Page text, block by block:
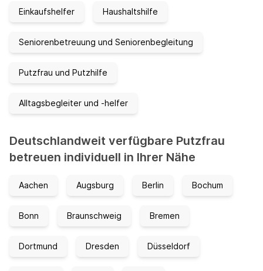
Einkaufshelfer Haushaltshilfe
Seniorenbetreuung und Seniorenbegleitung
Putzfrau und Putzhilfe
Alltagsbegleiter und -helfer
Deutschlandweit verfügbare Putzfrau
betreuen individuell in Ihrer Nähe
Aachen Augsburg Berlin Bochum
Bonn Braunschweig Bremen
Dortmund Dresden Düsseldorf